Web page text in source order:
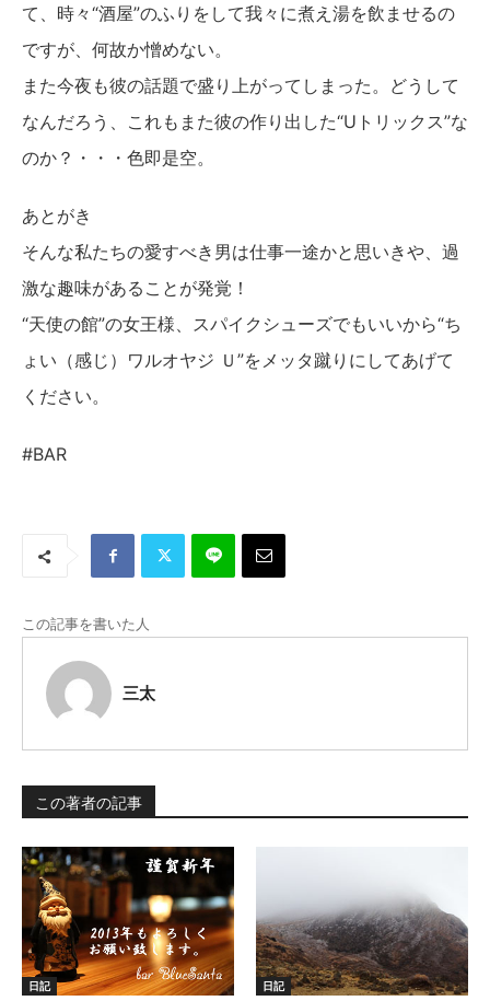
て、時々“酒屋”のふりをして我々に煮え湯を飲ませるの
ですが、何故か憎めない。
また今夜も彼の話題で盛り上がってしまった。どうして
なんだろう、これもまた彼の作り出した“Uトリックス”な
のか？・・・色即是空。
あとがき
そんな私たちの愛すべき男は仕事一途かと思いきや、過
激な趣味があることが発覚！
“天使の館”の女王様、スパイクシューズでもいいから“ち
ょい（感じ）ワルオヤジ Ｕ”をメッタ蹴りにしてあげて
ください。
#BAR
この記事を書いた人
三太
この著者の記事
日記
日記